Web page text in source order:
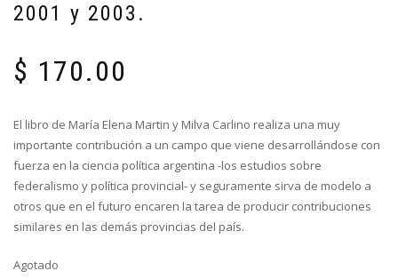
2001 y 2003.
$ 170.00
El libro de María Elena Martin y Milva Carlino realiza una muy
importante contribución a un campo que viene desarrollándose con
fuerza en la ciencia política argentina -los estudios sobre
federalismo y política provincial- y seguramente sirva de modelo a
otros que en el futuro encaren la tarea de producir contribuciones
similares en las demás provincias del país.
Agotado